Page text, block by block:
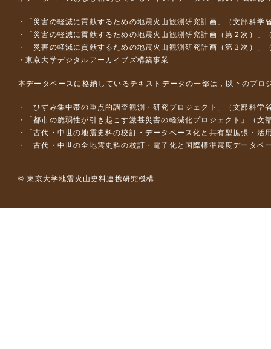
「災害の軽減に貢献するための地震火山観測研究計画」（文部科学
「災害の軽減に貢献するための地震火山観測研究計画（第２次）」
「災害の軽減に貢献するための地震火山観測研究計画（第３次）」
東京大学デジタルアーカイブズ構築事業
本データベースに格納しているテキストデータの一部は，以下のプロ
「ひずみ集中帯の重点的調査観測・研究プロジェクト」（文部科
「都市の脆弱性が引き起こす激甚災害の軽減化プロジェクト」（
「古代・中世の地震史料の校訂・データベース化と共有型拡張・
「古代・中世の全地震史料の校訂・電子化と国際標準震度データ
© 東京大学地震火山史料連携研究機構